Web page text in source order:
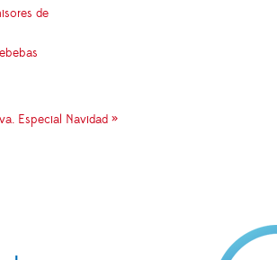
de
Especial Navidad »